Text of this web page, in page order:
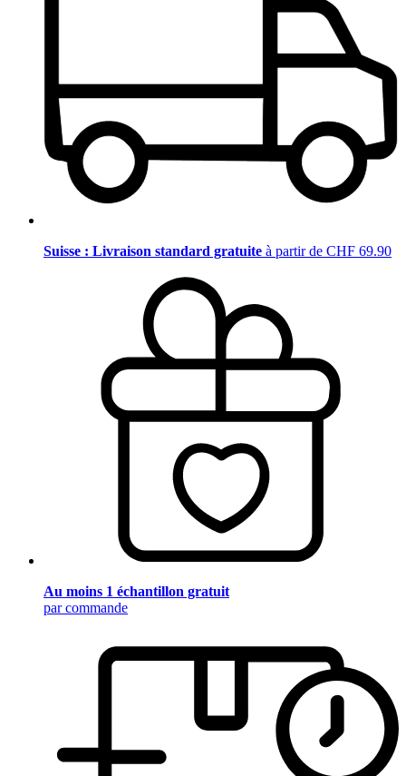
Suisse : Livraison standard gratuite à partir de CHF 69.90
Au moins 1 échantillon gratuit
par commande